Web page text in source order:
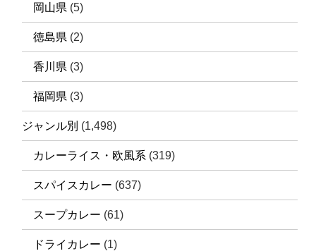
岡山県 (5)
徳島県 (2)
香川県 (3)
福岡県 (3)
ジャンル別 (1,498)
カレーライス・欧風系 (319)
スパイスカレー (637)
スープカレー (61)
ドライカレー (1)